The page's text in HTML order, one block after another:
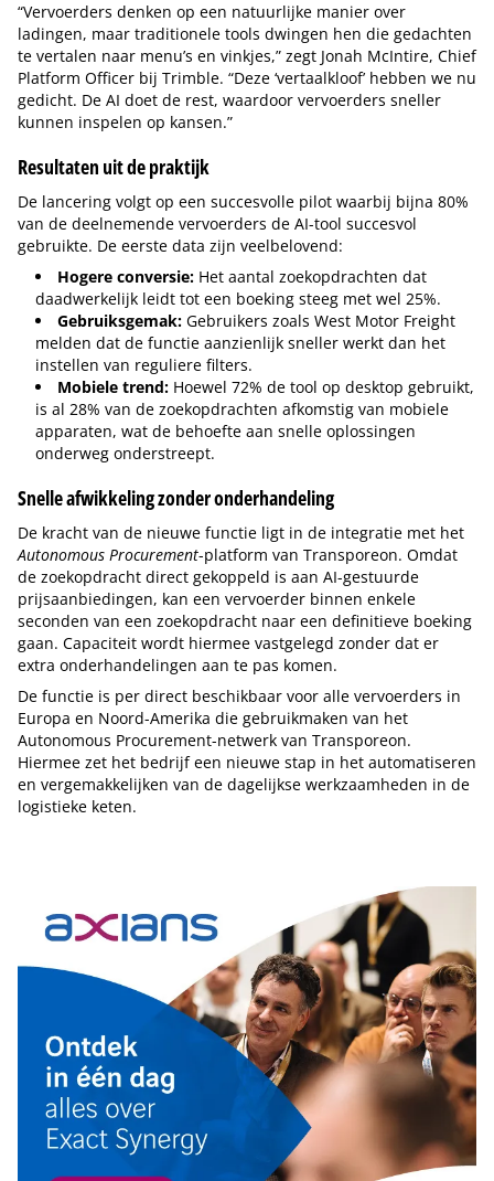
“Vervoerders denken op een natuurlijke manier over
ladingen, maar traditionele tools dwingen hen die gedachten
te vertalen naar menu’s en vinkjes,” zegt Jonah McIntire, Chief
Platform Officer bij Trimble. “Deze ‘vertaalkloof’ hebben we nu
gedicht. De AI doet de rest, waardoor vervoerders sneller
kunnen inspelen op kansen.”
Resultaten uit de praktijk
De lancering volgt op een succesvolle pilot waarbij bijna 80%
van de deelnemende vervoerders de AI-tool succesvol
gebruikte. De eerste data zijn veelbelovend:
Hogere conversie: Het aantal zoekopdrachten dat
daadwerkelijk leidt tot een boeking steeg met wel 25%.
Gebruiksgemak: Gebruikers zoals West Motor Freight
melden dat de functie aanzienlijk sneller werkt dan het
instellen van reguliere filters.
Mobiele trend: Hoewel 72% de tool op desktop gebruikt,
is al 28% van de zoekopdrachten afkomstig van mobiele
apparaten, wat de behoefte aan snelle oplossingen
onderweg onderstreept.
Snelle afwikkeling zonder onderhandeling
De kracht van de nieuwe functie ligt in de integratie met het
Autonomous Procurement-platform van Transporeon. Omdat
de zoekopdracht direct gekoppeld is aan AI-gestuurde
prijsaanbiedingen, kan een vervoerder binnen enkele
seconden van een zoekopdracht naar een definitieve boeking
gaan. Capaciteit wordt hiermee vastgelegd zonder dat er
extra onderhandelingen aan te pas komen.
De functie is per direct beschikbaar voor alle vervoerders in
Europa en Noord-Amerika die gebruikmaken van het
Autonomous Procurement-netwerk van Transporeon.
Hiermee zet het bedrijf een nieuwe stap in het automatiseren
en vergemakkelijken van de dagelijkse werkzaamheden in de
logistieke keten.